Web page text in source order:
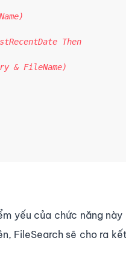
Then
& FileName)
yếu của chức năng
FileSearch sẽ cho ra